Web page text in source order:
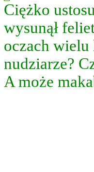
Ciężko
wysunął
oczach
nudziarze?
A może